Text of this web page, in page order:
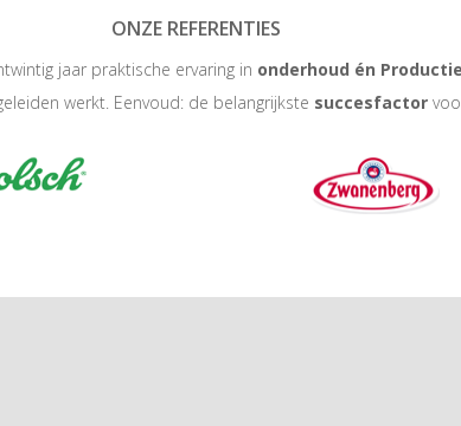
ONZE REFERENTIES
jaar praktische ervaring in onderhoud én Productie
werkt. Eenvoud: de belangrijkste succesfactor